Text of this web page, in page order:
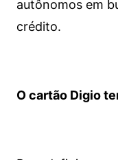
autônomos em
crédito.
O cartão Digio